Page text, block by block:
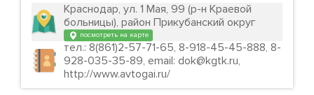
Краснодар, ул. 1 Мая, 99 (р-н Краевой
больницы), район Прикубанский округ
посмотреть на карте
тел.: 8(861)2-57-71-65, 8-918-45-45-888, 8-
928-035-35-89, email: dok@kgtk.ru,
http://www.avtogai.ru/